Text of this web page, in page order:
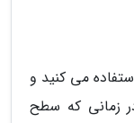
می کنید و
زمانی که سطح